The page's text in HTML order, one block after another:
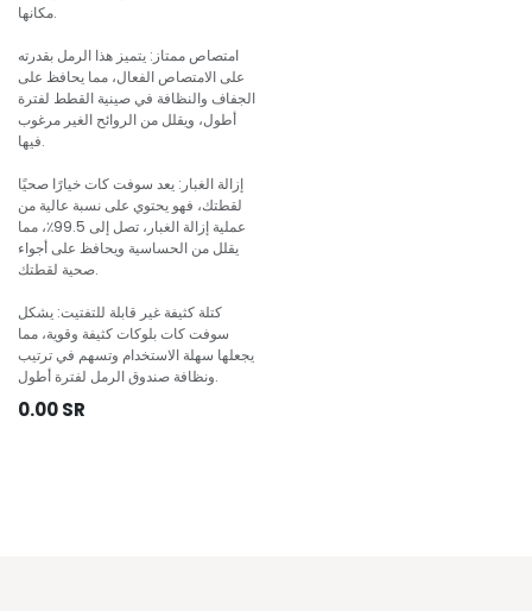
مكانها.
امتصاص ممتاز: يتميز هذا الرمل بقدرته
على الامتصاص الفعال، مما يحافظ على
الجفاف والنظافة في صينية القطط لفترة
أطول، ويقلل من الروائح الغير مرغوب
فيها.
إزالة الغبار: يعد سوفت كات خيارًا صحيًا
لقطتك، فهو يحتوي على نسبة عالية من
عملية إزالة الغبار، تصل إلى 99.5٪، مما
يقلل من الحساسية ويحافظ على أجواء
صحية لقطتك.
كتلة كثيفة غير قابلة للتفتيت: يشكل
سوفت كات بلوكات كثيفة وقوية، مما
يجعلها سهلة الاستخدام وتسهم في ترتيب
ونظافة صندوق الرمل لفترة أطول.
0.00SR